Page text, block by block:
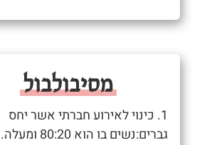
מסיבולבול
1. כינוי לאירוע חברתי אשר יחס
גברים:נשים בו הוא 80:20 ומעלה.